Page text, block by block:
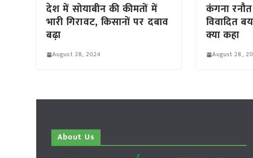
देश में सोयाबीन की कीमतों में
भारी गिरावट, किसानों पर दबाव
बढ़ा
August 28, 2024
कंगना
विवादित
क्या कहा
August 28,
About Us